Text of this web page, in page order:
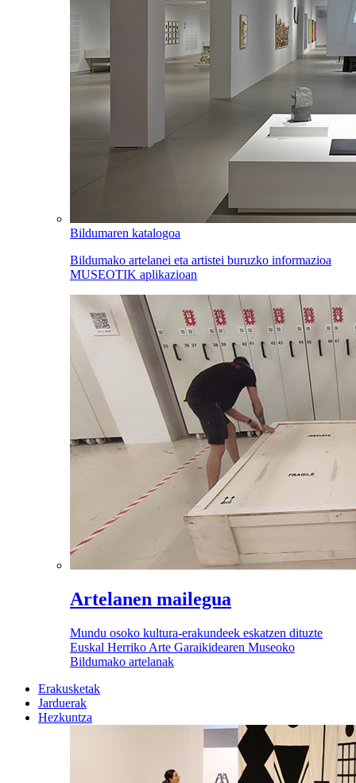
Bildumaren katalogoa
Bildumako artelanei eta artistei buruzko informazioa
MUSEOTIK aplikazioan
Artelanen mailegua
Mundu osoko kultura-erakundeek eskatzen dituzte
Euskal Herriko Arte Garaikidearen Museoko
Bildumako artelanak
Erakusketak
Jarduerak
Hezkuntza